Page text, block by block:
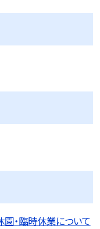
・臨時休業について